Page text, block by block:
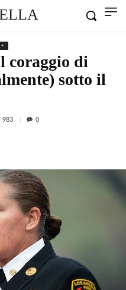
coraggio di
sotto il
983 0